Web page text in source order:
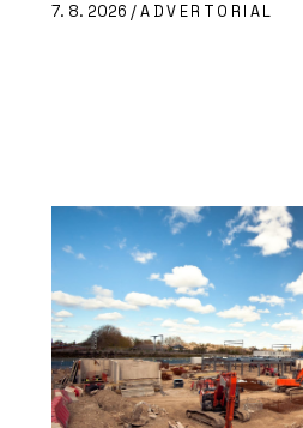
7. 8. 2026 /ADVERTORIAL